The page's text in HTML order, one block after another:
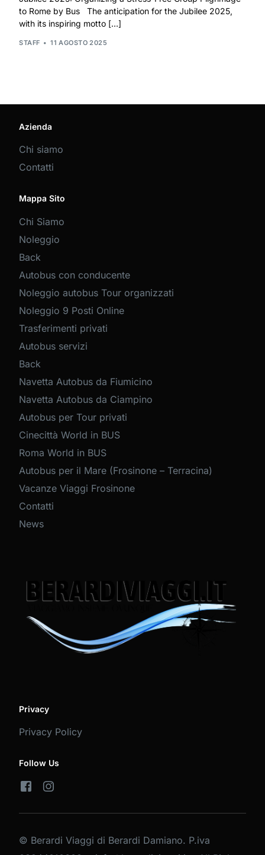
to Rome by Bus The anticipation for the Jubilee 2025,
with its inspiring motto […]
STAFF 11 AGOSTO 2025
Azienda
Chi siamo
Contatti
Mappa Sito
Chi Siamo
Noleggio
Back
Autobus con conducente
Noleggio autobus Tour organizzati
Noleggio 9 Posti Online
Trasferimenti privati
Autobus servizi
Back
Navetta Autobus da Fiumicino
Navetta Autobus da Ciampino
Autobus per Tour privati
Cinecittà World in BUS
Roma World in BUS
Autobus per il Mare (Frosinone – Terracina)
Vacanze Viaggi Frosinone
Contatti
News
Privacy
Privacy Policy
Follow Us
© Berardi Viaggi di Berardi Damiano. P.iva